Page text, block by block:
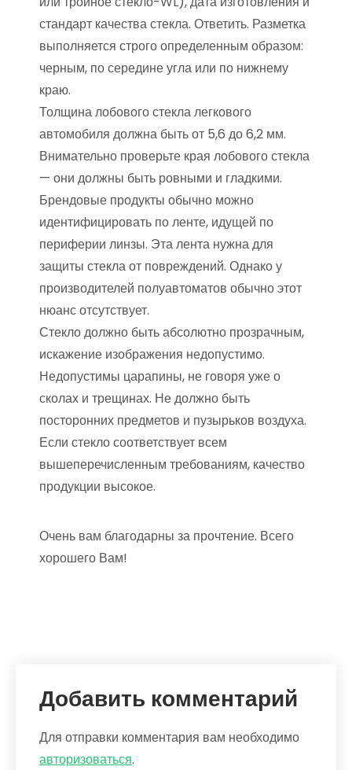
стандарт качества стекла. Ответить. Разметка
выполняется строго определенным образом:
черным, по середине угла или по нижнему
краю.
Толщина лобового стекла легкового
автомобиля должна быть от 5,6 до 6,2 мм.
Внимательно проверьте края лобового стекла
— они должны быть ровными и гладкими.
Брендовые продукты обычно можно
идентифицировать по ленте, идущей по
периферии линзы. Эта лента нужна для
защиты стекла от повреждений. Однако у
производителей полуавтоматов обычно этот
нюанс отсутствует.
Стекло должно быть абсолютно прозрачным,
искажение изображения недопустимо.
Недопустимы царапины, не говоря уже о
сколах и трещинах. Не должно быть
посторонних предметов и пузырьков воздуха.
Если стекло соответствует всем
вышеперечисленным требованиям, качество
продукции высокое.
Очень вам благодарны за прочтение. Всего
хорошего Вам!
Добавить комментарий
Для отправки комментария вам необходимо
авторизоваться.